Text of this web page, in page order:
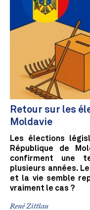
Retour sur les
Moldavie
Les élections
République de
confirment une
plusieurs années.
et la vie semble
vraiment le cas ?
René Zittlau